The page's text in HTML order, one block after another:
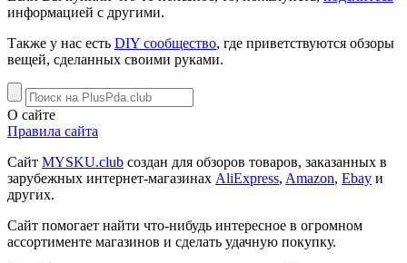
информацией с другими.
Также у нас есть DIY сообщество, где приветствуются обзоры
вещей, сделанных своими руками.
О сайте
Правила сайта
Сайт MYSKU.club cоздан для обзоров товаров, заказанных в
зарубежных интернет-магазинах AliExpress, Amazon, Ebay и
других.
Сайт помогает найти что-нибудь интересное в огромном
ассортименте магазинов и сделать удачную покупку.